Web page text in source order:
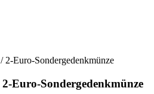
/ 2-Euro-Sondergedenkmünze
2-Euro-Sondergedenkmünze